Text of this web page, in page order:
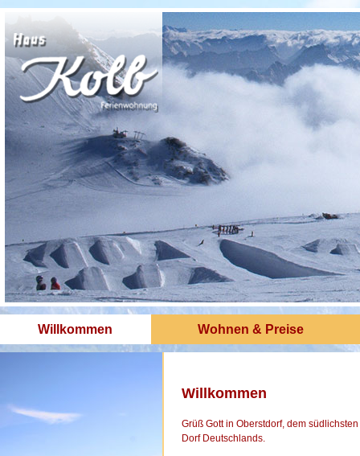
Willkommen Wohnen & Preise
Willkommen
Grüß Gott in Oberstdorf, dem südlichsten
Dorf Deutschlands.